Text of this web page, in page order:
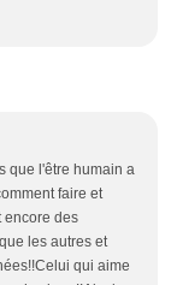
que l'être humain a
faire et
encore des
les autres et
qui aime